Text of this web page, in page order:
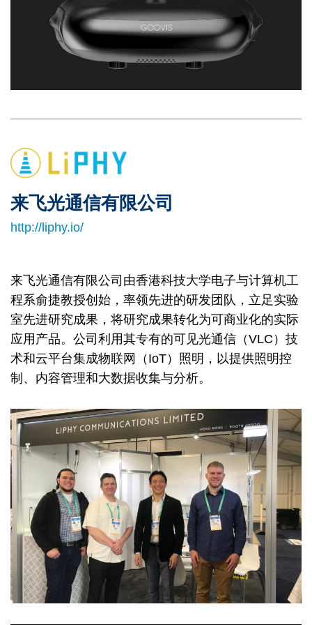
Left
Column
Image
Image
Right
Column
Text
Area
来飞光通信有限公司
http://liphy.io/
来飞光通信有限公司由香港科技大学电子与计算机工
程系俞捷教授创始，率领先进的研发团队，立足实验
室先进研究成果，将研究成果转化为可商业化的实际
应用产品。公司利用其专有的可见光通信（VLC）技
术和云平台集成物联网（IoT）照明，以提供照明控
制、内容管理和大数据收集与分析。
Image
Image